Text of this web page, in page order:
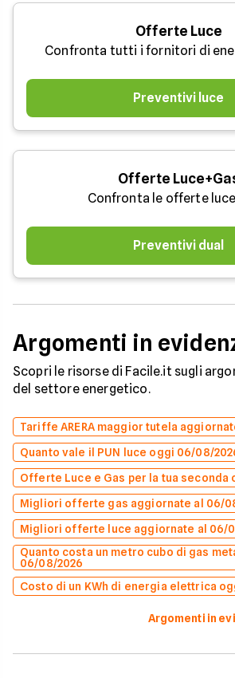
Offerte Luce
Confronta tutti i fornitori di
Preventivi luce
Offerte
Confronta le offerte
Preventivi dual
Argomenti in
Scopri le risorse di Facile.it sugli
del settore energetico.
Tariffe ARERA maggior tutela
Quanto vale il PUN luce oggi 06/08/
Offerte Luce e Gas per la tua seconda
Migliori offerte gas aggiornate al 06/
Migliori offerte luce aggiornate al 06/
Quanto costa un metro cubo di gas
06/08/2026
Costo di un KWh di energia elettrica
Argomenti in